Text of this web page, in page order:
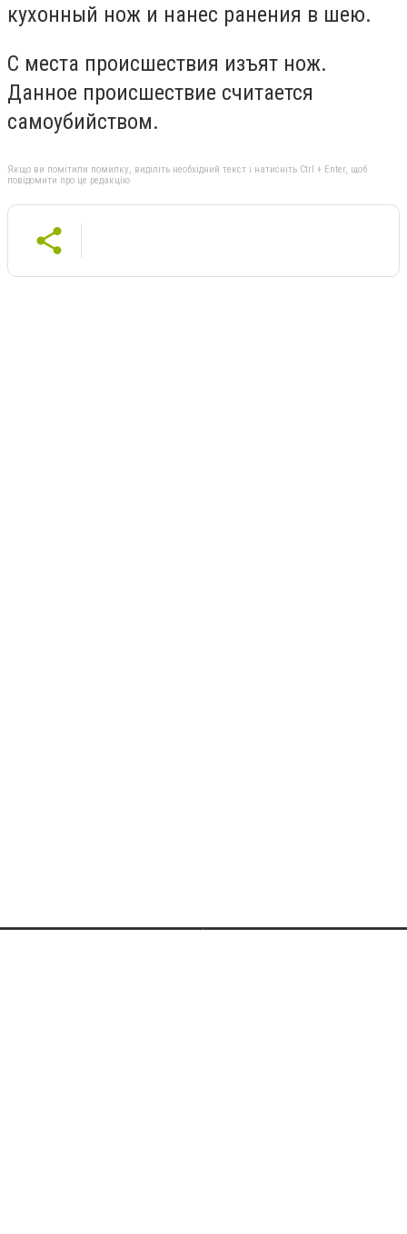
кухонный нож и нанес ранения в шею.
С места происшествия изъят нож.
Данное происшествие считается
самоубийством.
Якщо ви помітили помилку, виділіть необхідний текст і натисніть Ctrl + Enter, щоб
повідомити про це редакцію